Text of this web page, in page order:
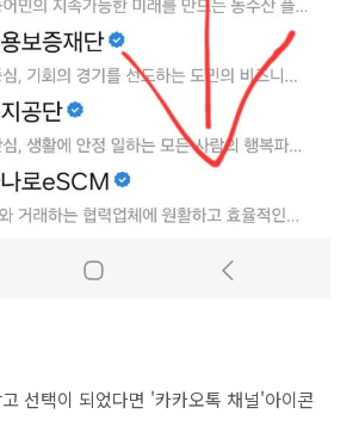
선택이 되었다면 '카카오톡 채널'아이콘